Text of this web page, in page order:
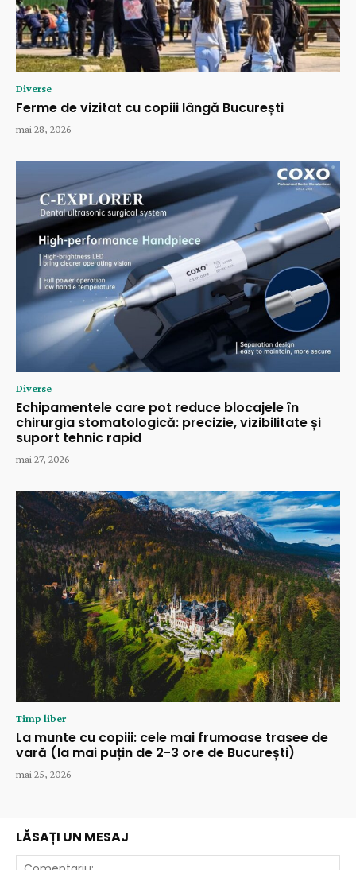
Diverse
Ferme de vizitat cu copiii lângă București
mai 28, 2026
Diverse
Echipamentele care pot reduce blocajele în
chirurgia stomatologică: precizie, vizibilitate și
suport tehnic rapid
mai 27, 2026
Timp liber
La munte cu copiii: cele mai frumoase trasee de
vară (la mai puțin de 2-3 ore de București)
mai 25, 2026
LĂSAȚI UN MESAJ